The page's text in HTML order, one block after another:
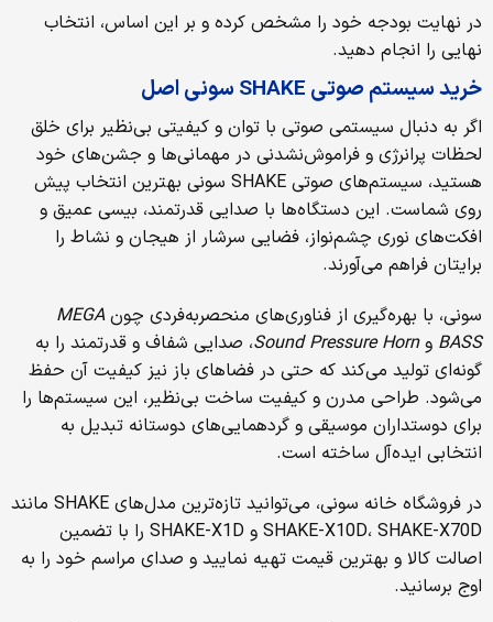
در نهایت بودجه خود را مشخص کرده و بر این اساس، انتخاب
نهایی را انجام دهید.
خرید سیستم صوتی SHAKE سونی اصل
اگر به دنبال سیستمی صوتی با توان و کیفیتی بی‌نظیر برای خلق
لحظات پرانرژی و فراموش‌نشدنی در مهمانی‌ها و جشن‌های خود
هستید، سیستم‌های صوتی SHAKE سونی بهترین انتخاب پیش
روی شماست. این دستگاه‌ها با صدایی قدرتمند، بیسی عمیق و
افکت‌های نوری چشم‌نواز، فضایی سرشار از هیجان و نشاط را
برایتان فراهم می‌آورند.
سونی، با بهره‌گیری از فناوری‌های منحصربه‌فردی چونMEGA
BASS وSound Pressure Horn، صدایی شفاف و قدرتمند را به
گونه‌ای تولید می‌کند که حتی در فضاهای باز نیز کیفیت آن حفظ
می‌شود. طراحی مدرن و کیفیت ساخت بی‌نظیر، این سیستم‌ها را
برای دوستداران موسیقی و گردهمایی‌های دوستانه تبدیل به
انتخابی ایده‌آل ساخته است.
در فروشگاه خانه سونی، می‌توانید تازه‌ترین مدل‌های SHAKE مانند
SHAKE-X10D، SHAKE-X70D و SHAKE-X1D را با تضمین
اصالت کالا و بهترین قیمت تهیه نمایید و صدای مراسم خود را به
اوج برسانید.